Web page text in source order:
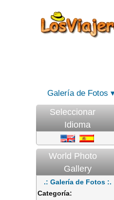
Galería de Fotos
Seleccionar
Idioma
World Photo
Gallery
.: Galería de Fotos :.
Categoría: